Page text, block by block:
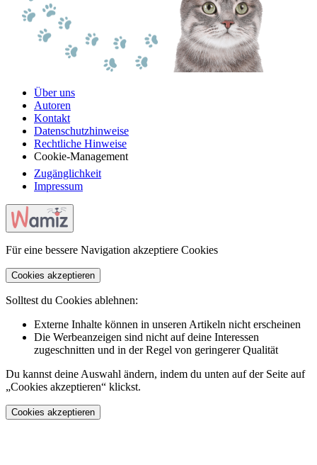
Über uns
Autoren
Kontakt
Datenschutzhinweise
Rechtliche Hinweise
Cookie-Management
Zugänglichkeit
Impressum
Für eine bessere Navigation akzeptiere Cookies
Cookies akzeptieren
Solltest du Cookies ablehnen:
Externe Inhalte können in unseren Artikeln nicht erscheinen
Die Werbeanzeigen sind nicht auf deine Interessen
zugeschnitten und in der Regel von geringerer Qualität
Du kannst deine Auswahl ändern, indem du unten auf der Seite auf
„Cookies akzeptieren“ klickst.
Cookies akzeptieren